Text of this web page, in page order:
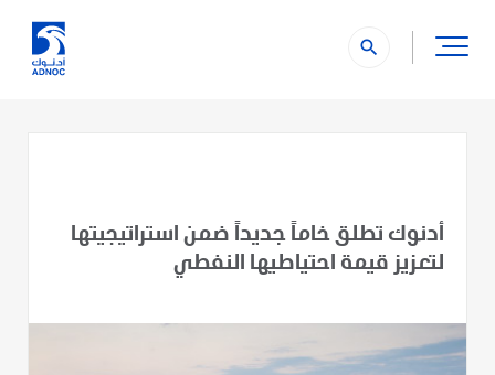
search
أدنوك تطلق خاماً جديداً ضمن استراتيجيتها
لتعزيز قيمة احتياطيها النفطي